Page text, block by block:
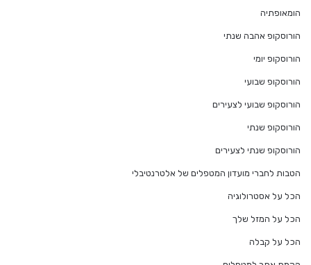
הומאופתיה
הורוסקופ אהבה שנתי
הורוסקופ יומי
הורוסקופ שבועי
הורוסקופ שבועי לצעירים
הורוסקופ שנתי
הורוסקופ שנתי לצעירים
הטבות לחברי מועדון המטפלים של אלטרנטיבלי
הכל על אסטרולוגיה
הכל על המזל שלך
הכל על קבלה